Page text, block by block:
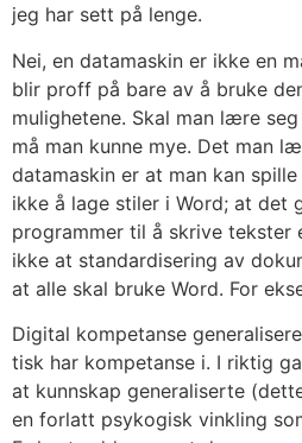
jeg har sett på len­ge.
Nei, en data­ma­skin er ikke en
blir proff på bare av å bru­ke
mulig­he­te­ne. Skal man lære
må man kun­ne mye. Det man
data­ma­skin er at man kan
ikke å lage sti­ler i Word; at det
pro­gram­mer til å skri­ve teks­ter
ikke at stan­dar­di­se­ring av
at alle skal bru­ke Word. For
Digi­tal kom­pe­tan­se
tisk har kom­pe­tan­se i. I rik­tig
at kunn­skap gene­ra­li­ser­te
en for­latt psyko­gisk vink­ling